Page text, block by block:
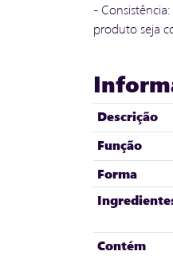
-
produto seja
Descrição
Função
Forma
Contém